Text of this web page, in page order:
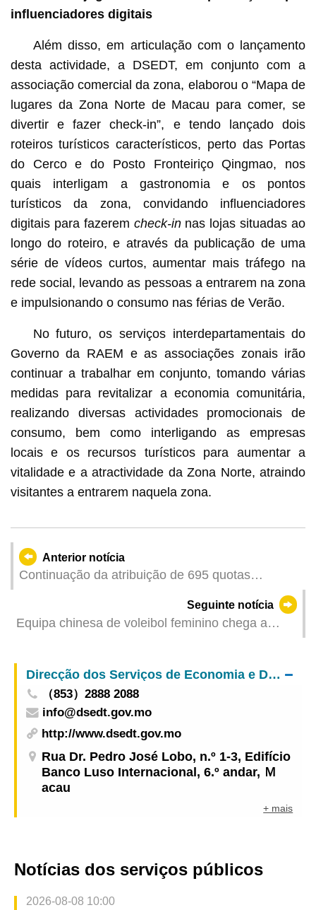
influenciadores digitais
Além disso, em articulação com o lançamento
desta actividade, a DSEDT, em conjunto com a
associação comercial da zona, elaborou o “Mapa de
lugares da Zona Norte de Macau para comer, se
divertir e fazer check-in”, e tendo lançado dois
roteiros turísticos característicos, perto das Portas
do Cerco e do Posto Fronteiriço Qingmao, nos
quais interligam a gastronomia e os pontos
turísticos da zona, convidando influenciadores
digitais para fazerem check-innas lojas situadas ao
longo do roteiro, e através da publicação de uma
série de vídeos curtos, aumentar mais tráfego na
rede social, levando as pessoas a entrarem na zona
e impulsionando o consumo nas férias de Verão.
No futuro, os serviços interdepartamentais do
Governo da RAEM e as associações zonais irão
continuar a trabalhar em conjunto, tomando várias
medidas para revitalizar a economia comunitária,
realizando diversas actividades promocionais de
consumo, bem como interligando as empresas
locais e os recursos turísticos para aumentar a
vitalidade e a atractividade da Zona Norte, atraindo
visitantes a entrarem naquela zona.
Anterior notícia
Continuação da atribuição de 695 quotas
particulares de Macau entre Hong Kong e Macau
a partir de hoje
Seguinte notícia
Equipa chinesa de voleibol feminino chega a
Voleibol Feminino Macau 2024 apresentada pelo
Galaxy Entertainment Group
Direcção dos Serviços de Economia e Desenvolvimento Tecnológico
（853）2888 2088
info@dsedt.gov.mo
http://www.dsedt.gov.mo
Rua Dr. Pedro José Lobo, n.º 1-3, Edifício
Banco Luso Internacional, 6.º andar, Ｍ
acau
+ mais
Notícias dos serviços públicos
2026-08-08 10:00